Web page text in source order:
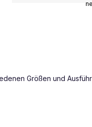
Größen und